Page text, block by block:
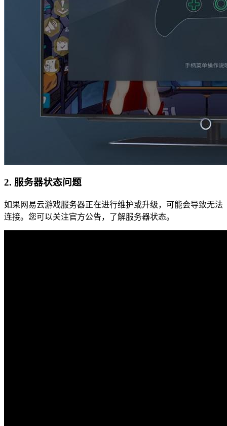
2. 服务器状态问题
如果网易云游戏服务器正在进行维护或升级，可能会导致无法
连接。您可以关注官方公告，了解服务器状态。